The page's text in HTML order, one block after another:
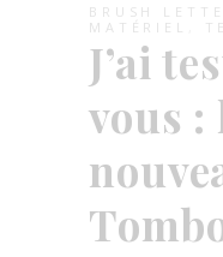
BRUSH
MATÉRIEL
J’ai
vous :